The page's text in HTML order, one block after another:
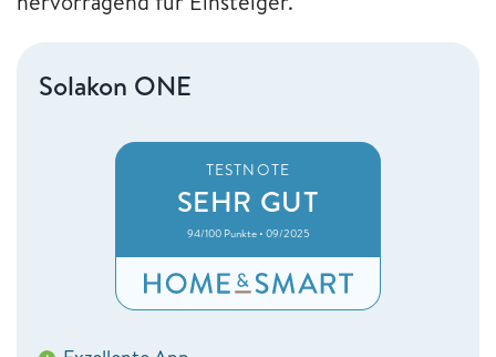
Solakon ONE
TESTNOTE
SEHR GUT
94/100 Punkte • 09/2025